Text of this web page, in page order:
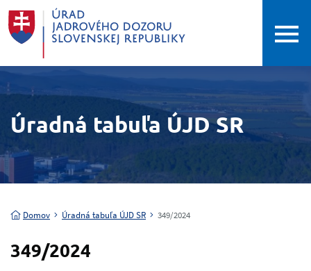
Úradná tabuľa ÚJD SR
Domov Úradná tabuľa ÚJD SR 349/2024
349/2024